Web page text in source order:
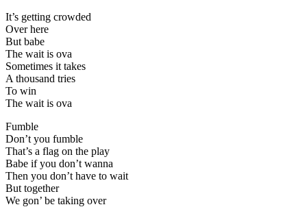
It’s getting crowded
Over here
But babe
The wait is ova
Sometimes it takes
A thousand tries
To win
The wait is ova
Fumble
Don’t you fumble
That’s a flag on the play
Babe if you don’t wanna
Then you don’t have to wait
But together
We gon’ be taking over